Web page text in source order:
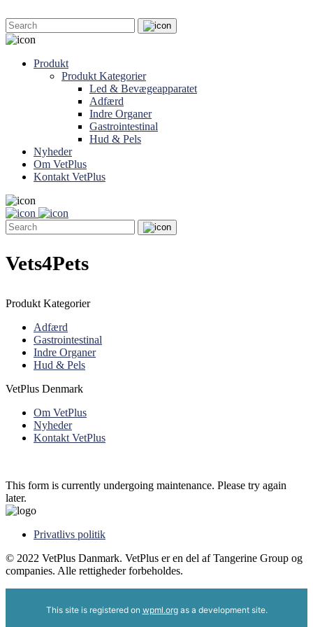
Produkt
Produkt Kategorier
Led & Bevægeapparatet
Adfærd
Indre Organer
Gastrointestinal
Hud & Pels
Nyheder
Om VetPlus
Kontakt VetPlus
Vets4Pets
Produkt Kategorier
Adfærd
Gastrointestinal
Indre Organer
Hud & Pels
VetPlus Denmark
Om VetPlus
Nyheder
Kontakt VetPlus
This form is currently undergoing maintenance. Please try again
later.
Privatlivs politik
© 2022 VetPlus Danmark. VetPlus er en del af Tangerine Group og
companies. Alle rettigheder forbeholdes.
This site is registered on wpml.orgas a development site.